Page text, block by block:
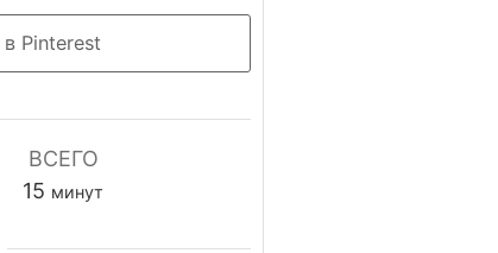
Pinterest
ВСЕГО
15 минуты
минут